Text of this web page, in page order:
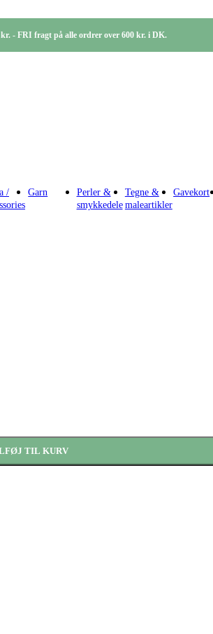
- FRI fragt på alle ordrer over 600 kr. i DK.
/
Garn
Perler &
smykkedele
Tegne &
maleartikler
Gavekort
TIL KURV